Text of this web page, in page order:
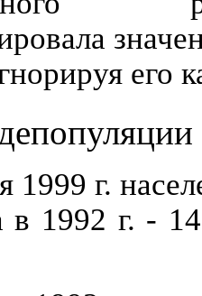
его
1999 г.
в 1992 г. -